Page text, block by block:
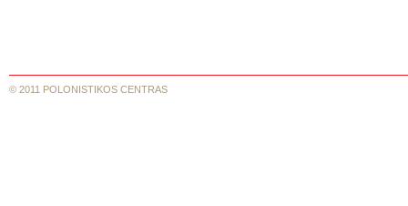
© 2011 POLONISTIKOS CENTRAS